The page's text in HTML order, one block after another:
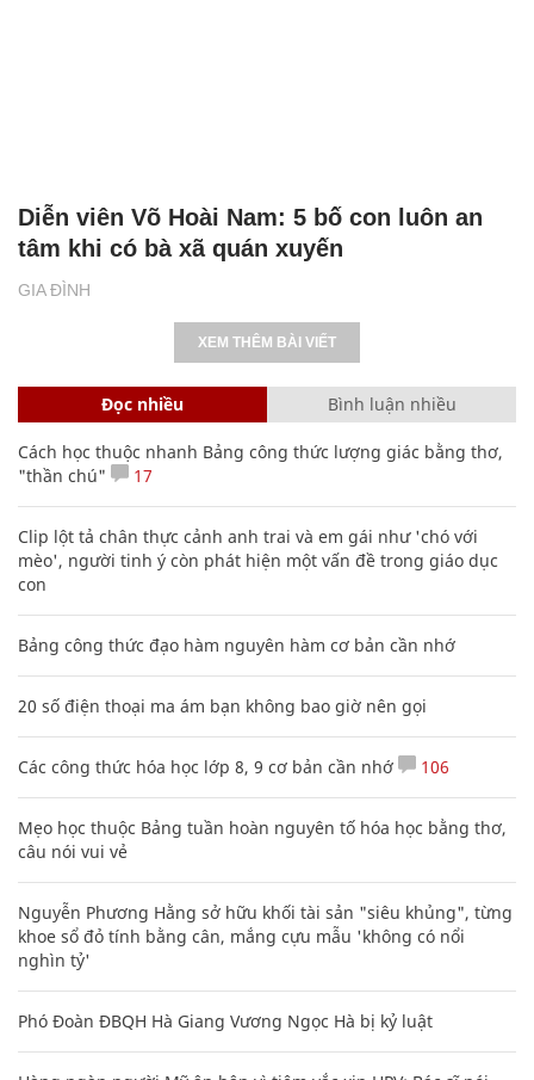
GIA ĐÌNH
Diễn viên Võ Hoài Nam: 5 bố con luôn an
tâm khi có bà xã quán xuyến
XEM THÊM BÀI VIẾT
Đọc nhiều Bình luận nhiều
Cách học thuộc nhanh Bảng công thức lượng giác bằng thơ,
"thần chú"
17
Clip lột tả chân thực cảnh anh trai và em gái như 'chó với
mèo', người tinh ý còn phát hiện một vấn đề trong giáo dục
con
Bảng công thức đạo hàm nguyên hàm cơ bản cần nhớ
20 số điện thoại ma ám bạn không bao giờ nên gọi
Các công thức hóa học lớp 8, 9 cơ bản cần nhớ 106
Mẹo học thuộc Bảng tuần hoàn nguyên tố hóa học bằng thơ,
câu nói vui vẻ
Nguyễn Phương Hằng sở hữu khối tài sản "siêu khủng", từng
khoe sổ đỏ tính bằng cân, mắng cựu mẫu 'không có nổi
nghìn tỷ'
Phó Đoàn ĐBQH Hà Giang Vương Ngọc Hà bị kỷ luật